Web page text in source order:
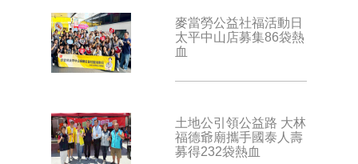
麥當勞公益社福活動日
太平中山店募集86袋熱
血
土地公引領公益路 大林
福德爺廟攜手國泰人壽
募得232袋熱血